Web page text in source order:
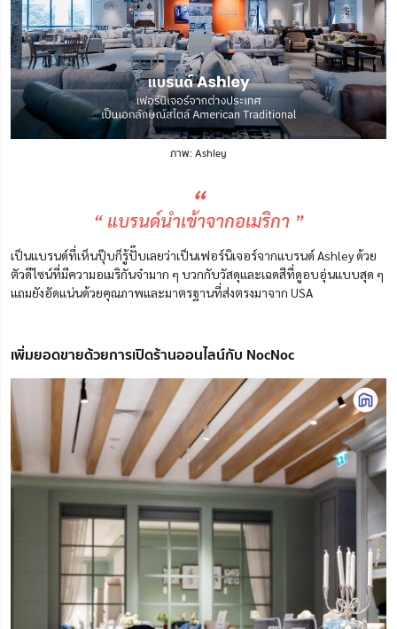
ภาพ: Ashley
“
“ แบรนด์นำเข้าจากอเมริกา ”
เป็นแบรนด์ที่เห็นปุ๊บก็รู้ปั๊บเลยว่าเป็นเฟอร์นิเจอร์จากแบรนด์ Ashley ด้วย
ตัวดีไซน์ที่มีความอเมริกันจ๋ามาก ๆ บวกกับวัสดุและเฉดสีที่ดูอบอุ่นแบบสุด ๆ
แถมยังอัดแน่นด้วยคุณภาพและมาตรฐานที่ส่งตรงมาจาก USA
เพิ่มยอดขายด้วยการเปิดร้านออนไลน์กับ NocNoc